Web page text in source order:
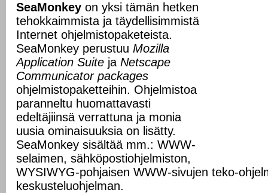
SeaMonkey on yksi tämän hetken
tehokkaimmista ja täydellisimmistä
Internet ohjelmistopaketeista.
SeaMonkey perustuu Mozilla
Application Suite ja Netscape
Communicator packages
ohjelmistopaketteihin. Ohjelmistoa
paranneltu huomattavasti
edeltäjiinsä verrattuna ja monia
uusia ominaisuuksia on lisätty.
SeaMonkey sisältää mm.: WWW-
selaimen, sähköpostiohjelmiston,
WYSIWYG-pohjaisen WWW-sivujen teko-
keskusteluohjelman.